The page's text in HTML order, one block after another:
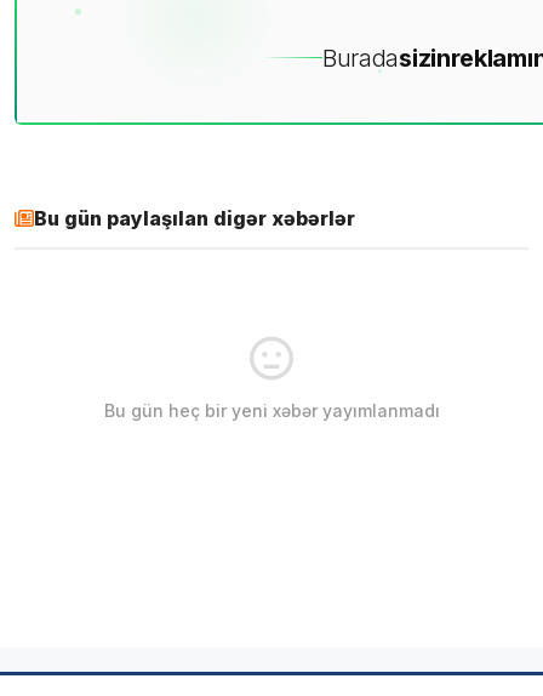
Buradasizin
Bu gün paylaşılan digər xəbərlər
Bu gün heç bir yeni xəbər yayımlanmadı